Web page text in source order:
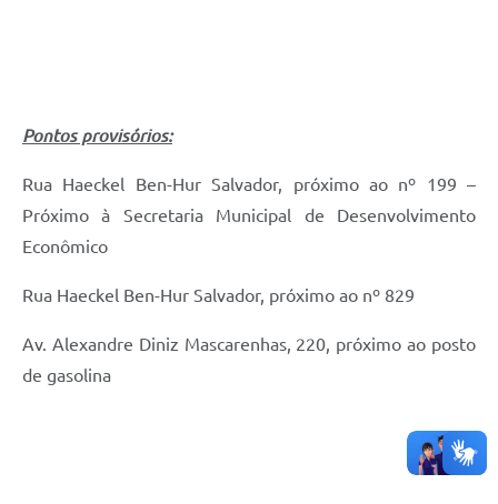
Pontos provisórios:
Rua Haeckel Ben-Hur Salvador, próximo ao nº 199 –
Próximo à Secretaria Municipal de Desenvolvimento
Econômico
Rua Haeckel Ben-Hur Salvador, próximo ao nº 829
Av. Alexandre Diniz Mascarenhas, 220, próximo ao posto
de gasolina